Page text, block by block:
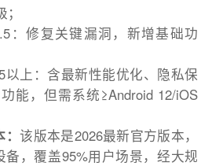
：修复关键漏洞，新增基础功
以上：含最新性能优化、隐私保
能，但需系统≥Android 12/iOS
：该版本是2026最新官方版本，
备，覆盖95%用户场景，经大规